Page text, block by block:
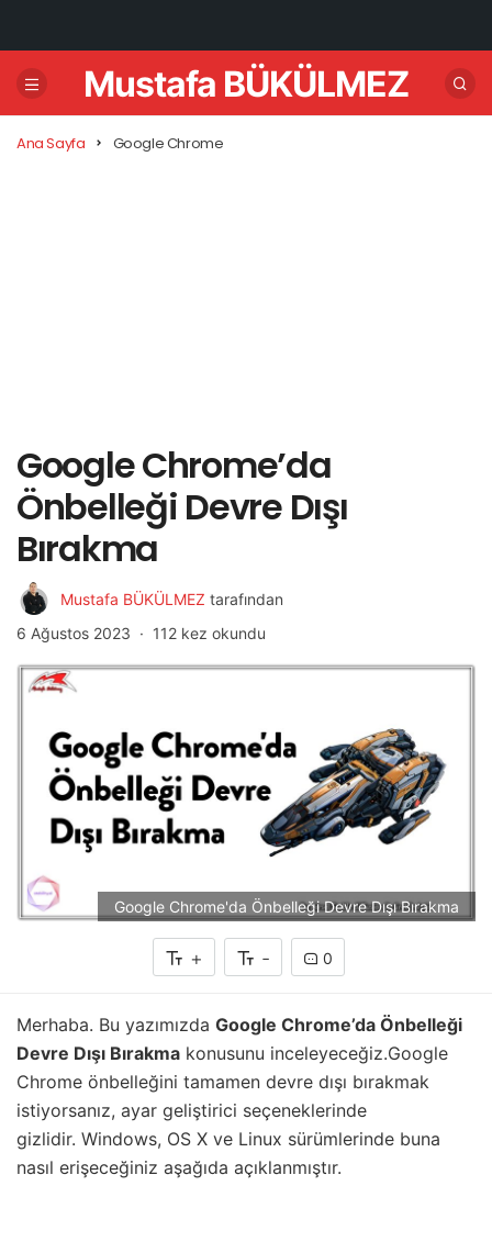
Mustafa BÜKÜLMEZ
Ana Sayfa Google Chrome
Google Chrome’da
Önbelleği Devre Dışı
Bırakma
Mustafa BÜKÜLMEZ tarafından
6 Ağustos 2023
112 kez okundu
Google Chrome'da Önbelleği Devre Dışı Bırakma
+ - 0
Merhaba. Bu yazımızda Google Chrome’da Önbelleği
Devre Dışı Bırakma konusunu inceleyeceğiz.Google
Chrome önbelleğini tamamen devre dışı bırakmak
istiyorsanız, ayar geliştirici seçeneklerinde
gizlidir. Windows, OS X ve Linux sürümlerinde buna
nasıl erişeceğiniz aşağıda açıklanmıştır.